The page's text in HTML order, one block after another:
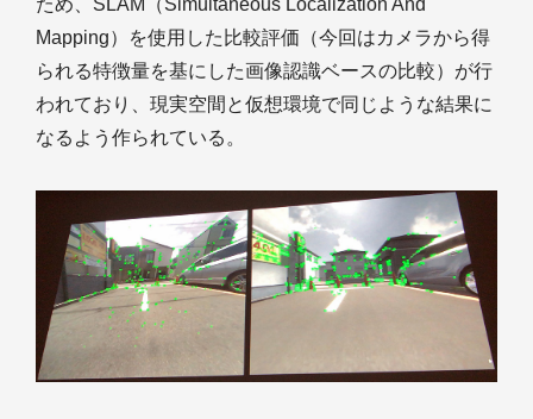
ため、SLAM（Simultaneous Localization And
Mapping）を使用した比較評価（今回はカメラから得
られる特徴量を基にした画像認識ベースの比較）が行
われており、現実空間と仮想環境で同じような結果に
なるよう作られている。